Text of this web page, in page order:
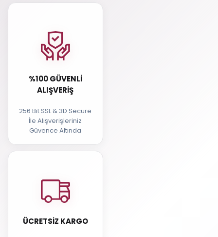
%100 GÜVENLI
ALIŞVERIŞ
256 Bit SSL & 3D Secure
İle Alışverişleriniz
Güvence Altında
ÜCRETSIZ KARGO